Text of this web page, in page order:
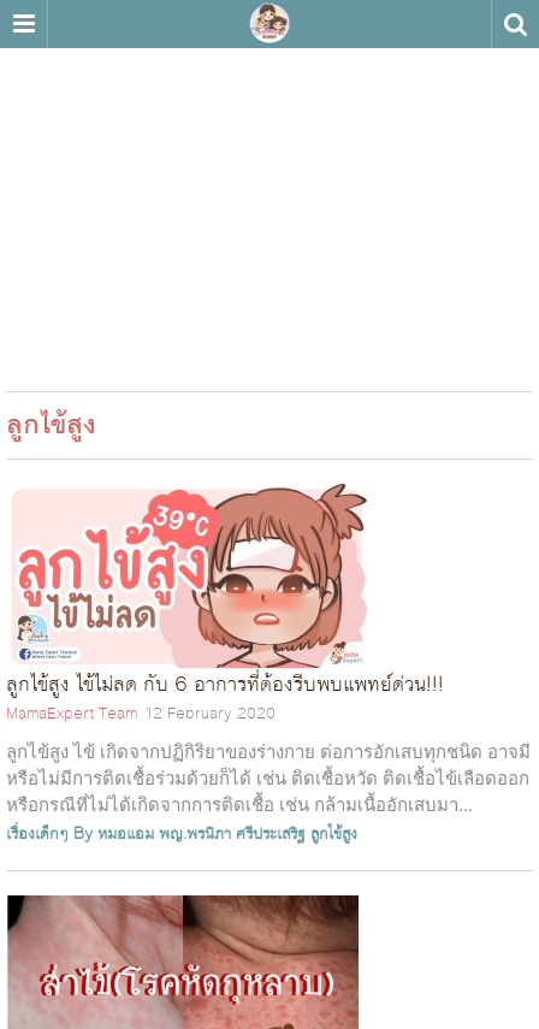
ลูกไข้สูง
ลูกไข้สูง ไข้ไม่ลด กับ 6 อาการที่ต้องรีบพบแพทย์ด่วน!!!
MamaExpert Team 12 February 2020
ลูกไข้สูง ไข้ เกิดจากปฏิกิริยาของร่างกาย ต่อการอักเสบทุกชนิด อาจมี
หรือไม่มีการติดเชื้อร่วมด้วยก็ได้ เช่น ติดเชื้อหวัด ติดเชื้อไข้เลือดออก
หรือกรณีที่ไม่ได้เกิดจากการติดเชื้อ เช่น กล้ามเนื้ออักเสบมา...
เรื่องเด็กๆ By หมอแอมพญ.พรนิภา ศรีประเสริฐ ลูกไข้สูง